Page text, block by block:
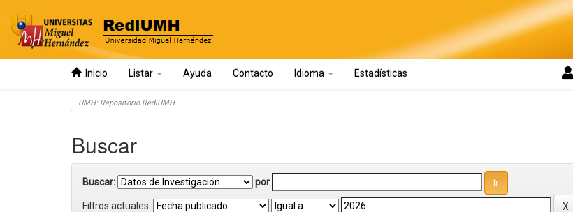
Inicio Listar Ayuda Contacto Idioma Estadísticas
UMH: Repositorio RediUMH
Buscar
Buscar: por
Filtros actuales: